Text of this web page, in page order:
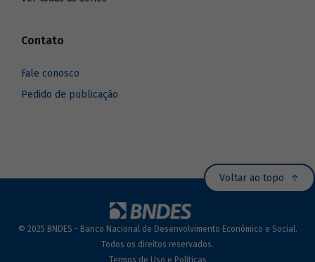
Contato
Fale conosco
Pedido de publicação
Voltar ao topo
© 2025 BNDES - Banco Nacional de Desenvolvimento Econômico e Social.
Todos os direitos reservados.
Termos de Uso e Políticas